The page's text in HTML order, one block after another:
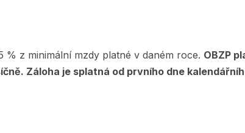
% z minimální mzdy platné v daném roce. OBZP
Záloha je splatná od prvního dne